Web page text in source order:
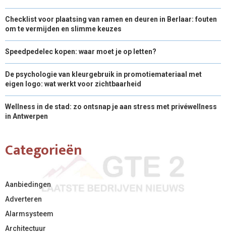
Checklist voor plaatsing van ramen en deuren in Berlaar: fouten
om te vermijden en slimme keuzes
Speedpedelec kopen: waar moet je op letten?
De psychologie van kleurgebruik in promotiemateriaal met
eigen logo: wat werkt voor zichtbaarheid
Wellness in de stad: zo ontsnap je aan stress met privéwellness
in Antwerpen
Categorieën
Aanbiedingen
Adverteren
Alarmsysteem
Architectuur